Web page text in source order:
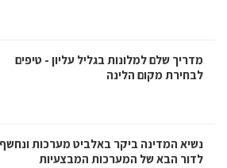
מדריך שלם למלונות בגליל עליון - טיפים
לבחירת מקום הלינה
נשיא המדינה ביקר באלביט מערכות ונחשף
לדור הבא של המערכות המבצעיות